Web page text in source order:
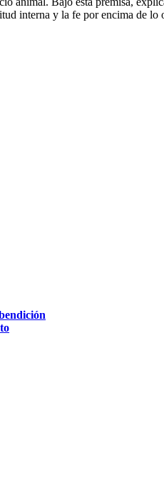
interna y la fe por encima de lo